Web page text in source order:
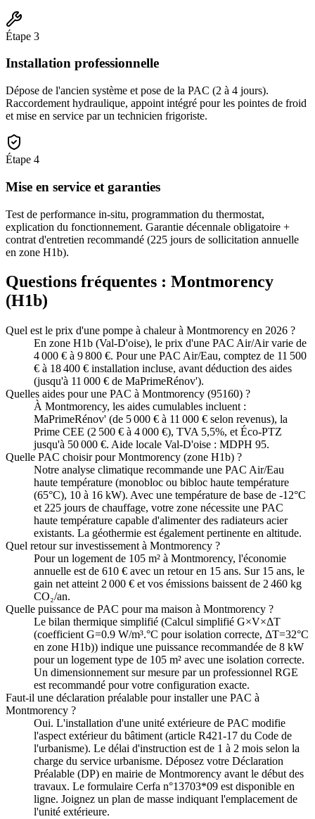
Étape 3
Installation professionnelle
Dépose de l'ancien système et pose de la PAC (2 à 4 jours).
Raccordement hydraulique, appoint intégré pour les pointes de froid
et mise en service par un technicien frigoriste.
Étape 4
Mise en service et garanties
Test de performance in-situ, programmation du thermostat,
explication du fonctionnement. Garantie décennale obligatoire +
contrat d'entretien recommandé (225 jours de sollicitation annuelle
en zone H1b).
Questions fréquentes : Montmorency
(H1b)
Quel est le prix d'une pompe à chaleur à Montmorency en 2026 ?
En zone H1b (Val-D'oise), le prix d'une PAC Air/Air varie de
4 000 € à 9 800 €. Pour une PAC Air/Eau, comptez de 11 500
€ à 18 400 € installation incluse, avant déduction des aides
(jusqu'à 11 000 € de MaPrimeRénov').
Quelles aides pour une PAC à Montmorency (95160) ?
À Montmorency, les aides cumulables incluent :
MaPrimeRénov' (de 5 000 € à 11 000 € selon revenus), la
Prime CEE (2 500 € à 4 000 €), TVA 5,5%, et Éco-PTZ
jusqu'à 50 000 €. Aide locale Val-D'oise : MDPH 95.
Quelle PAC choisir pour Montmorency (zone H1b) ?
Notre analyse climatique recommande une PAC Air/Eau
haute température (monobloc ou bibloc haute température
(65°C), 10 à 16 kW). Avec une température de base de -12°C
et 225 jours de chauffage, votre zone nécessite une PAC
haute température capable d'alimenter des radiateurs acier
existants. La géothermie est également pertinente en altitude.
Quel retour sur investissement à Montmorency ?
Pour un logement de 105 m² à Montmorency, l'économie
annuelle est de 610 € avec un retour en 15 ans. Sur 15 ans, le
gain net atteint 2 000 € et vos émissions baissent de 2 460 kg
CO₂/an.
Quelle puissance de PAC pour ma maison à Montmorency ?
Le bilan thermique simplifié (Calcul simplifié G×V×ΔT
(coefficient G=0.9 W/m³.°C pour isolation correcte, ΔT=32°C
en zone H1b)) indique une puissance recommandée de 8 kW
pour un logement type de 105 m² avec une isolation correcte.
Un dimensionnement sur mesure par un professionnel RGE
est recommandé pour votre configuration exacte.
Faut-il une déclaration préalable pour installer une PAC à
Montmorency ?
Oui. L'installation d'une unité extérieure de PAC modifie
l'aspect extérieur du bâtiment (article R421-17 du Code de
l'urbanisme). Le délai d'instruction est de 1 à 2 mois selon la
charge du service urbanisme. Déposez votre Déclaration
Préalable (DP) en mairie de Montmorency avant le début des
travaux. Le formulaire Cerfa n°13703*09 est disponible en
ligne. Joignez un plan de masse indiquant l'emplacement de
l'unité extérieure.